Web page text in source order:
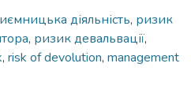
діяльність, ризик
, ризик девальвації,
, risk of devolution, management